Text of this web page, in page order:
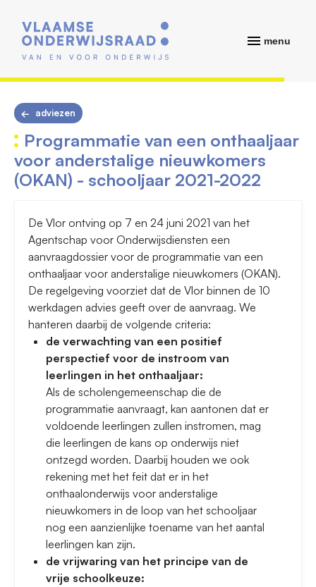
menu
adviezen
Programmatie van een onthaaljaar
voor anderstalige nieuwkomers
(OKAN) - schooljaar 2021-2022
De Vlor ontving op 7 en 24 juni 2021 van het
Agentschap voor Onderwijsdiensten een
aanvraagdossier voor de programmatie van een
onthaaljaar voor anderstalige nieuwkomers (OKAN).
De regelgeving voorziet dat de Vlor binnen de 10
werkdagen advies geeft over de aanvraag. We
hanteren daarbij de volgende criteria:
de verwachting van een positief
perspectief voor de instroom van
leerlingen in het onthaaljaar:
Als de scholengemeenschap die de
programmatie aanvraagt, kan aantonen dat er
voldoende leerlingen zullen instromen, mag
die leerlingen de kans op onderwijs niet
ontzegd worden. Daarbij houden we ook
rekening met het feit dat er in het
onthaalonderwijs voor anderstalige
nieuwkomers in de loop van het schooljaar
nog een aanzienlijke toename van het aantal
leerlingen kan zijn.
de vrijwaring van het principe van de
vrije schoolkeuze: